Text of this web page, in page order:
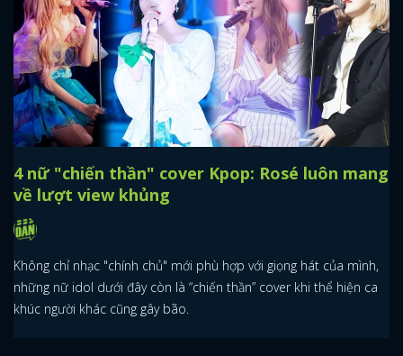
4 nữ "chiến thần" cover Kpop: Rosé luôn mang
về lượt view khủng
Không chỉ nhạc "chính chủ" mới phù hợp với giọng hát của mình,
những nữ idol dưới đây còn là “chiến thần” cover khi thể hiện ca
khúc người khác cũng gây bão.